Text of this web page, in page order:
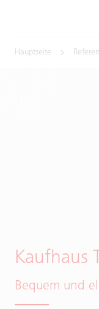
Hauptseite
Kaufhaus
Bequem und